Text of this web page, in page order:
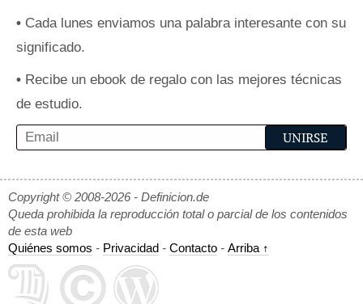
• Cada lunes enviamos una palabra interesante con su
significado.
• Recibe un ebook de regalo con las mejores técnicas
de estudio.
Copyright © 2008-2026 - Definicion.de
Queda prohibida la reproducción total o parcial de los contenidos
de esta web
Quiénes somos - Privacidad - Contacto - Arriba ↑